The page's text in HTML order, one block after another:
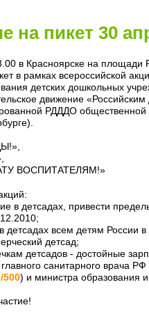
на пикет 30
в Красноярске на площади
в рамках всероссийской
детских дошкольных
движение
РДДДО общественной
ВОСПИТАТЕЛЯМ!»
в детсадах, привести
всем детям России
детсад;
детсадов - достойные
главного санитарного врача
) и министра образования